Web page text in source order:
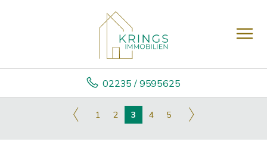
02235 / 9595625
1 2 3 4 5